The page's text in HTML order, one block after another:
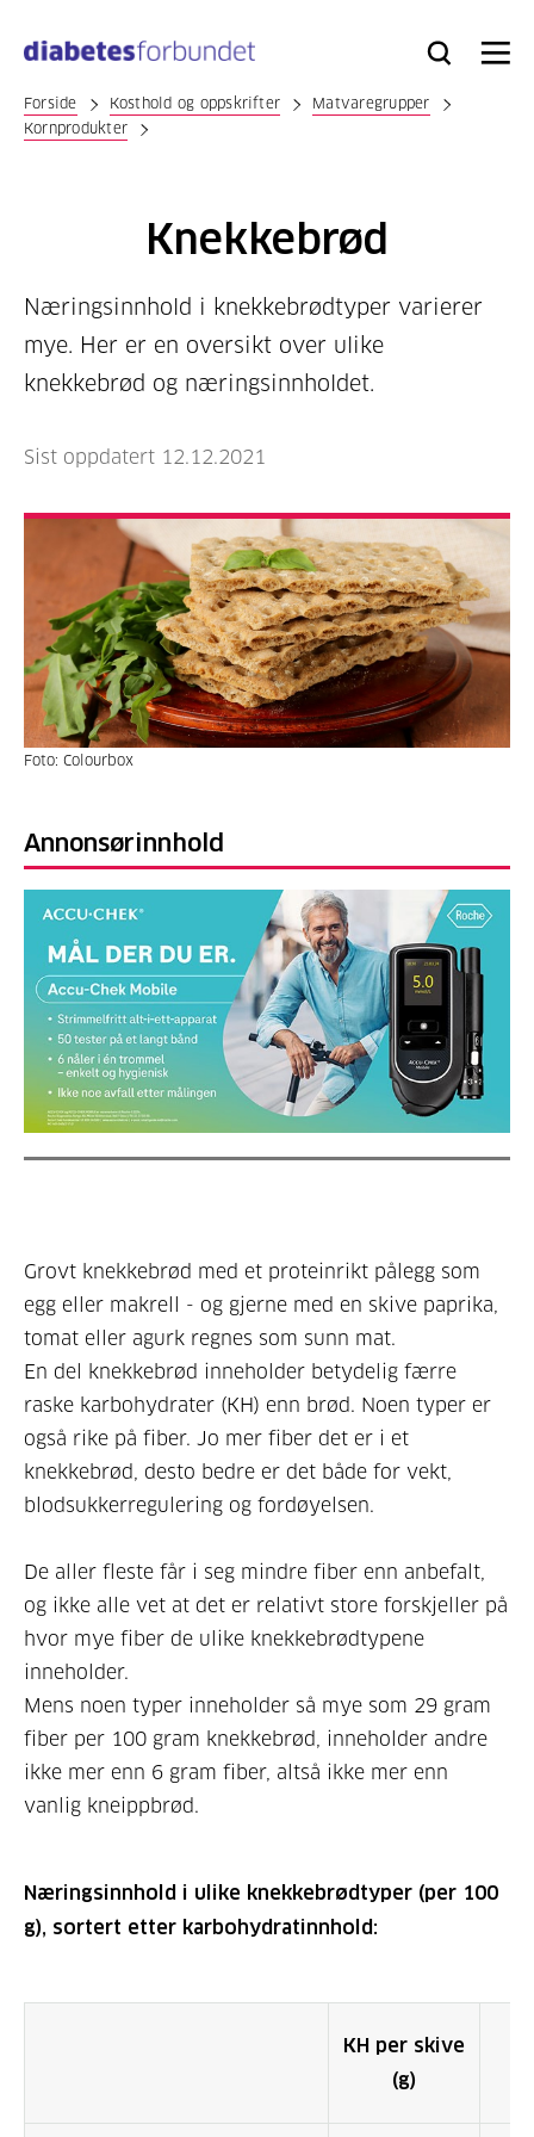
hovedinnhold
Bli
Logg
Søk Meny
Forside Kosthold og oppskrifter
Matvaregrupper
Kornprodukter
Knekkebrød
Næringsinnhold i knekkebrødtyper varierer
mye. Her er en oversikt over ulike
knekkebrød og næringsinnholdet.
Sist oppdatert 12.12.2021
Foto: Colourbox
Annonsørinnhold
Grovt knekkebrød med et proteinrikt pålegg som
egg eller makrell - og gjerne med en skive paprika,
tomat eller agurk regnes som sunn mat.
En del knekkebrød inneholder betydelig færre
raske karbohydrater (KH) enn brød. Noen typer er
også rike på fiber. Jo mer fiber det er i et
knekkebrød, desto bedre er det både for vekt,
blodsukkerregulering og fordøyelsen.
De aller fleste får i seg mindre fiber enn anbefalt,
og ikke alle vet at det er relativt store forskjeller på
hvor mye fiber de ulike knekkebrødtypene
inneholder.
Mens noen typer inneholder så mye som 29 gram
fiber per 100 gram knekkebrød, inneholder andre
ikke mer enn 6 gram fiber, altså ikke mer enn
vanlig kneippbrød.
Næringsinnhold i ulike knekkebrødtyper (per 100
g), sortert etter karbohydratinnhold:
KH per skive
(g)